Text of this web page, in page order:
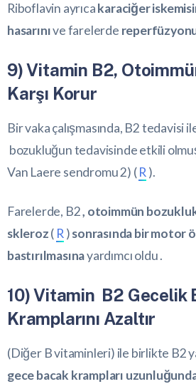
Riboflavin ayrıcakaraciğer
hasarınıve farelerde
9) Vitamin B2,
Karşı Korur
Bir vaka çalışmasında, B2 tedavisi
bozukluğun tedavisinde etkili
Van Laere sendromu 2) (R).
Farelerde, B2, otoimmün
skleroz( R)sonrasında bir motor
bastırılmasınayardımcı oldu .
10) Vitamin B2 Gecelik
Kramplarını Azaltır
(Diğer B vitaminleri) ile birlikte B2
gece bacak krampları